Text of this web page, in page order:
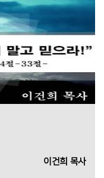
이건희 목사